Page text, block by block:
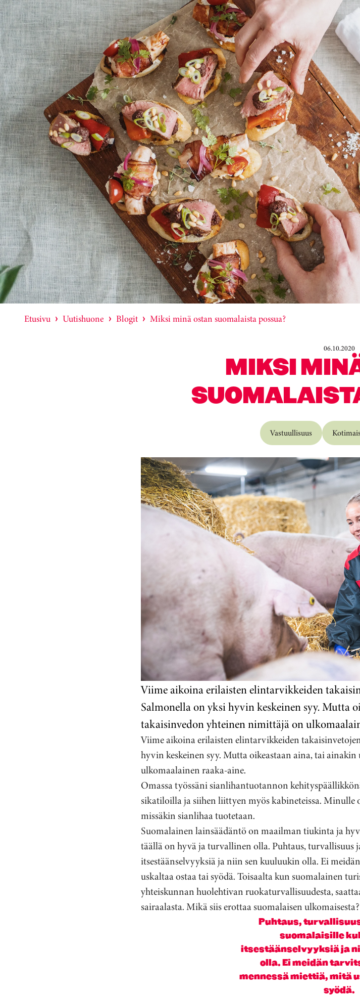
Etusivu Uutishuone Blogit Miksi minä ostan suomalaista possua?
06.10.2020
MIKSI
Vastuullisuus
Viime aikoina erilaisten elintarvikkeiden
Salmonella on yksi hyvin keskeinen syy. Mutta
takaisinvedon yhteinen nimittäjä on
Viime aikoina erilaisten elintarvikkeiden
hyvin keskeinen syy. Mutta oikeastaan aina, tai
ulkomaalainen raaka-aine.
Omassa työssäni sianlihantuotannon
sikatiloilla ja siihen liittyen myös kabineteissa. Minulle
missäkin sianlihaa tuotetaan.
Suomalainen lainsäädäntö on maailman tiukinta ja
täällä on hyvä ja turvallinen olla. Puhtaus, turvallisuus
itsestäänselvyyksiä ja niin sen kuuluukin olla. Ei
uskaltaa ostaa tai syödä. Toisaalta kun suomalainen
yhteiskunnan huolehtivan ruokaturvallisuudesta,
sairaalasta. Mikä siis erottaa suomalaisen ulkomaisesta?
Puhtaus,
suomalaisille
itsestäänselvyyksiä ja
olla. Ei meidän
mennessä miettiä, mitä
syödä.